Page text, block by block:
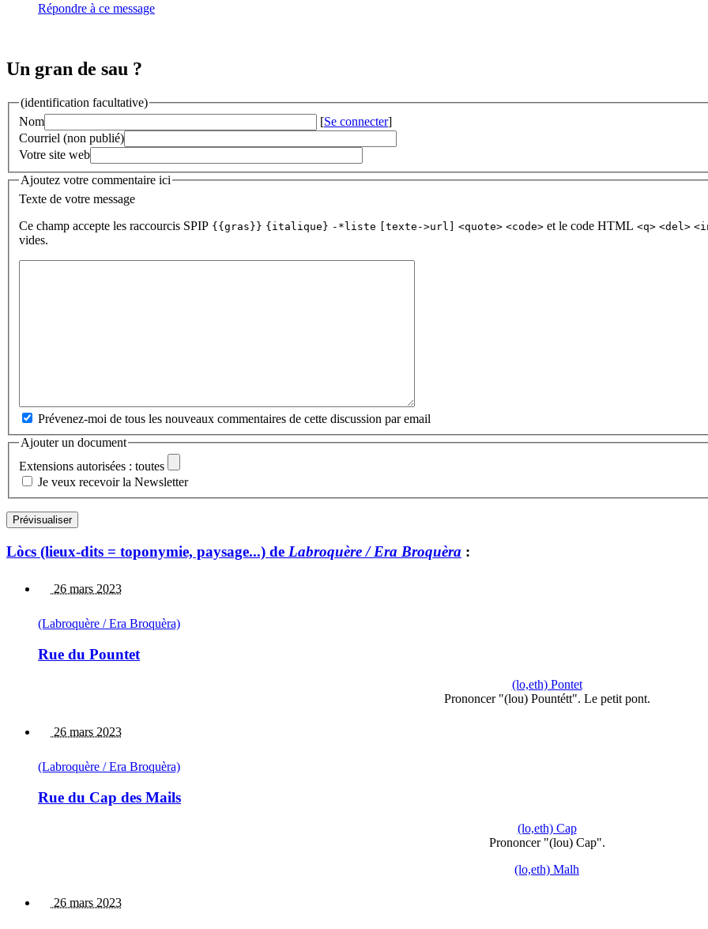
Répondre à ce message
Un gran de sau ?
(identification facultative)
Nom
[Se connecter]
Courriel (non publié)
Votre site web
Ajoutez votre commentaire ici
Texte de votre message
Ce champ accepte les raccourcis SPIP {{gras}} {italique} -*liste [texte->url] <quote> <code> et le code HTML <q> <del>
vides.
Prévenez-moi de tous les nouveaux commentaires de cette discussion par email
Ajouter un document
Extensions autorisées : toutes
Je veux recevoir la Newsletter
Lòcs (lieux-dits = toponymie, paysage...) de Labroquère / Era Broquèra :
26 mars 2023
(Labroquère / Era Broquèra)
Rue du Pountet
(lo,eth) Pontet
Prononcer "(lou) Pountétt". Le petit pont.
26 mars 2023
(Labroquère / Era Broquèra)
Rue du Cap des Mails
(lo,eth) Cap
Prononcer "(lou) Cap".
(lo,eth) Malh
26 mars 2023